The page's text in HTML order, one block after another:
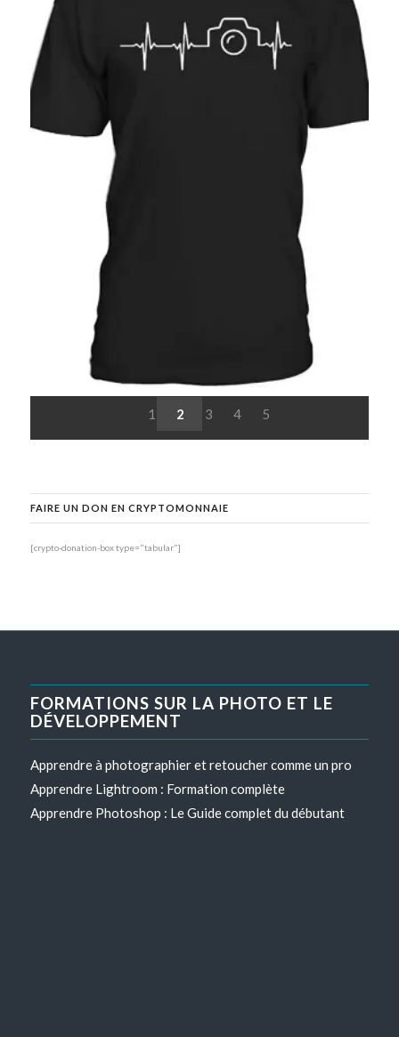
1 2 3 4 5
FAIRE UN DON EN CRYPTOMONNAIE
[crypto-donation-box type="tabular"]
FORMATIONS SUR LA PHOTO ET LE
DÉVELOPPEMENT
Apprendre à photographier et retoucher comme un pro
Apprendre Lightroom : Formation complète
Apprendre Photoshop : Le Guide complet du débutant